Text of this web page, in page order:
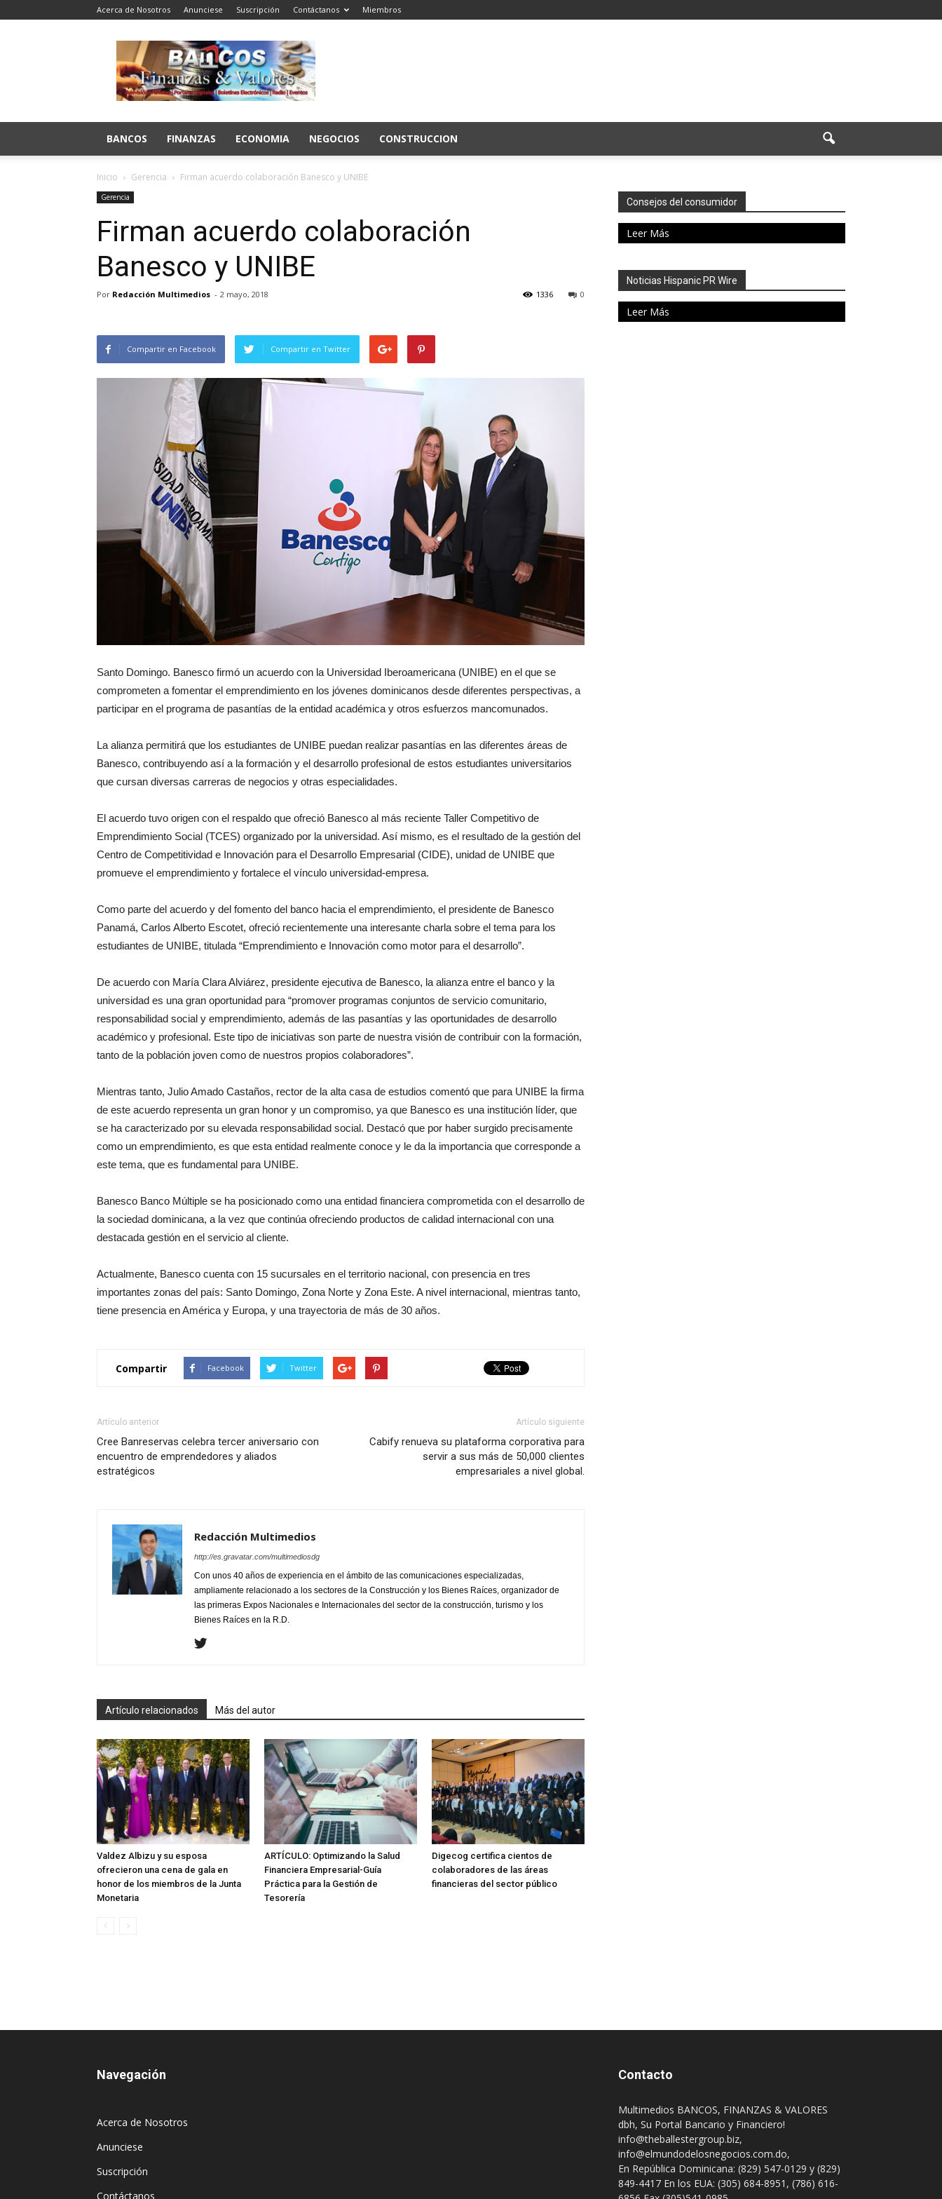
Acerca de Nosotros Anunciese Suscripción Contáctanos Miembros
Bancos
Finanzas
y
Valores
BANCOS FINANZAS ECONOMIA NEGOCIOS CONSTRUCCION
Inicio Gerencia Firman acuerdo colaboración Banesco y UNIBE
Gerencia
Firman acuerdo colaboración
Banesco y UNIBE
Por Redacción Multimedios - 2 mayo, 2018 0
1336
Compartir en Facebook Compartir en Twitter
Santo Domingo. Banesco firmó un acuerdo con la Universidad Iberoamericana (UNIBE) en el que se
comprometen a fomentar el emprendimiento en los jóvenes dominicanos desde diferentes perspectivas, a
participar en el programa de pasantías de la entidad académica y otros esfuerzos mancomunados.
La alianza permitirá que los estudiantes de UNIBE puedan realizar pasantías en las diferentes áreas de
Banesco, contribuyendo así a la formación y el desarrollo profesional de estos estudiantes universitarios
que cursan diversas carreras de negocios y otras especialidades.
El acuerdo tuvo origen con el respaldo que ofreció Banesco al más reciente Taller Competitivo de
Emprendimiento Social (TCES) organizado por la universidad. Así mismo, es el resultado de la gestión del
Centro de Competitividad e Innovación para el Desarrollo Empresarial (CIDE), unidad de UNIBE que
promueve el emprendimiento y fortalece el vínculo universidad-empresa.
Como parte del acuerdo y del fomento del banco hacia el emprendimiento, el presidente de Banesco
Panamá, Carlos Alberto Escotet, ofreció recientemente una interesante charla sobre el tema para los
estudiantes de UNIBE, titulada “Emprendimiento e Innovación como motor para el desarrollo”.
De acuerdo con María Clara Alviárez, presidente ejecutiva de Banesco, la alianza entre el banco y la
universidad es una gran oportunidad para “promover programas conjuntos de servicio comunitario,
responsabilidad social y emprendimiento, además de las pasantías y las oportunidades de desarrollo
académico y profesional. Este tipo de iniciativas son parte de nuestra visión de contribuir con la formación,
tanto de la población joven como de nuestros propios colaboradores”.
Mientras tanto, Julio Amado Castaños, rector de la alta casa de estudios comentó que para UNIBE la firma
de este acuerdo representa un gran honor y un compromiso, ya que Banesco es una institución líder, que
se ha caracterizado por su elevada responsabilidad social. Destacó que por haber surgido precisamente
como un emprendimiento, es que esta entidad realmente conoce y le da la importancia que corresponde a
este tema, que es fundamental para UNIBE.
Banesco Banco Múltiple se ha posicionado como una entidad financiera comprometida con el desarrollo de
la sociedad dominicana, a la vez que continúa ofreciendo productos de calidad internacional con una
destacada gestión en el servicio al cliente.
Actualmente, Banesco cuenta con 15 sucursales en el territorio nacional, con presencia en tres
importantes zonas del país: Santo Domingo, Zona Norte y Zona Este. A nivel internacional, mientras tanto,
tiene presencia en América y Europa, y una trayectoria de más de 30 años.
Compartir Facebook Twitter
Artículo anterior
Cree Banreservas celebra tercer aniversario con
encuentro de emprendedores y aliados
estratégicos
Artículo siguiente
Cabify renueva su plataforma corporativa para
servir a sus más de 50,000 clientes
empresariales a nivel global.
Redacción Multimedios
http://es.gravatar.com/multimediosdg
Con unos 40 años de experiencia en el ámbito de las comunicaciones especializadas,
ampliamente relacionado a los sectores de la Construcción y los Bienes Raíces, organizador de
las primeras Expos Nacionales e Internacionales del sector de la construcción, turismo y los
Bienes Raíces en la R.D.
Artículo relacionados Más del autor
Valdez Albizu y su esposa
ofrecieron una cena de gala en
honor de los miembros de la Junta
Monetaria
ARTÍCULO: Optimizando la Salud
Financiera Empresarial-Guía
Práctica para la Gestión de
Tesorería
Digecog certifica cientos de
colaboradores de las áreas
financieras del sector público
Consejos del consumidor
Leer Más
Noticias Hispanic PR Wire
Leer Más
Navegación
Acerca de Nosotros
Anunciese
Suscripción
Contáctanos
Contacto
Multimedios BANCOS, FINANZAS & VALORES
dbh, Su Portal Bancario y Financiero!
info@theballestergroup.biz,
info@elmundodelosnegocios.com.do,
En República Dominicana: (829) 547-0129 y (829)
849-4417 En los EUA: (305) 684-8951, (786) 616-